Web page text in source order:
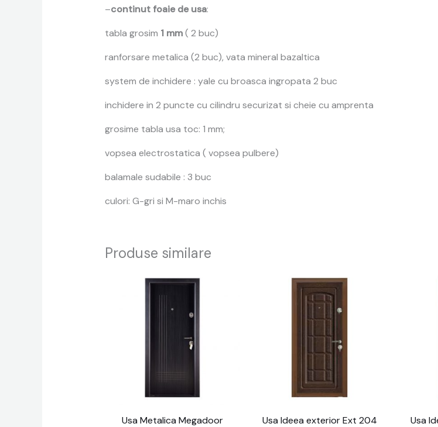
–continut foaie de usa:
tabla grosim 1 mm( 2 buc)
ranforsare metalica (2 buc), vata mineral bazaltica
system de inchidere : yale cu broasca ingropata 2 buc
inchidere in 2 puncte cu cilindru securizat si cheie cu amprenta
grosime tabla usa toc: 1 mm;
vopsea electrostatica ( vopsea pulbere)
balamale sudabile : 3 buc
culori: G-gri si M-maro inchis
Produse similare
Usa Metalica Megadoor
Usa Ideea exterior Ext 204 Usa